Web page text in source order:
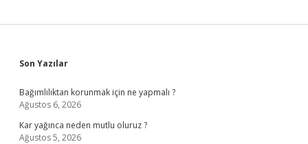
Sidebar
Son Yazılar
Bağımlılıktan korunmak için ne yapmalı ?
Ağustos 6, 2026
Kar yağınca neden mutlu oluruz ?
Ağustos 5, 2026